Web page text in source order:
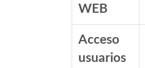
WEB
Acceso
usuarios